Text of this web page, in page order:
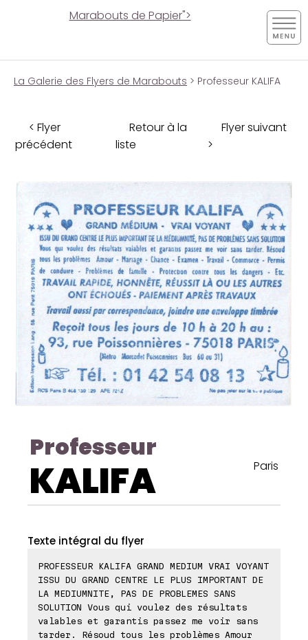
Marabouts de Papier">
La Galerie des Flyers de Marabouts > Professeur KALIFA
< Flyer
précédent
Retour à la
liste
Flyer suivant
>
Professeur
KALIFA Paris
Texte intégral du flyer
PROFESSEUR KALIFA GRAND MEDIUM VRAI VOYANT
ISSU DU GRAND CENTRE LE PLUS IMPORTANT DE
LA MEDIUMNITE, PAS DE PROBLEMES SANS
SOLUTION Vous qui voulez des résultats
valables et garantis passez me voir sans
tarder. Résoud tous les problèmes Amour